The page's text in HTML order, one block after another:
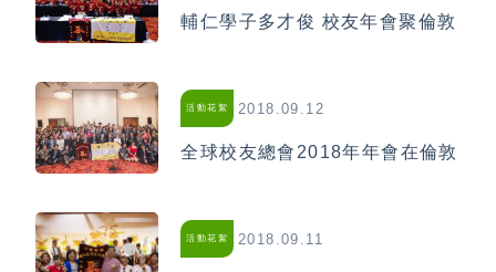
輔仁學子多才俊 校友年會聚倫敦
活動花絮 2018.09.12
全球校友總會2018年年會在倫敦
活動花絮 2018.09.11